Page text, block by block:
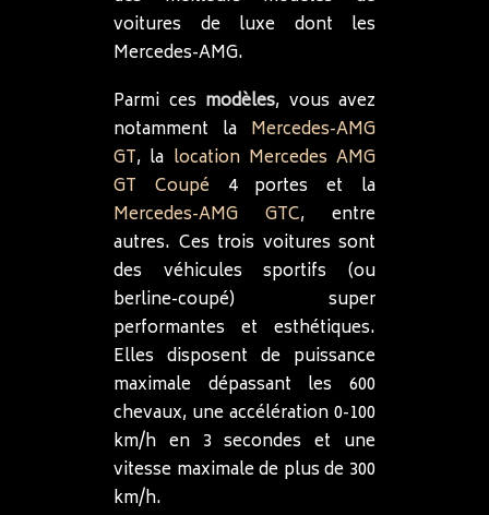
voitures de luxe dont les
Mercedes-AMG.
Parmi ces modèles, vous avez
notamment la Mercedes-AMG
GT, la location Mercedes AMG
GT Coupé4 portes et la
Mercedes-AMG GTC, entre
autres. Ces trois voitures sont
des véhicules sportifs (ou
berline-coupé) super
performantes et esthétiques.
Elles disposent de puissance
maximale dépassant les 600
chevaux, une accélération 0-100
km/h en 3 secondes et une
vitesse maximale de plus de 300
km/h.